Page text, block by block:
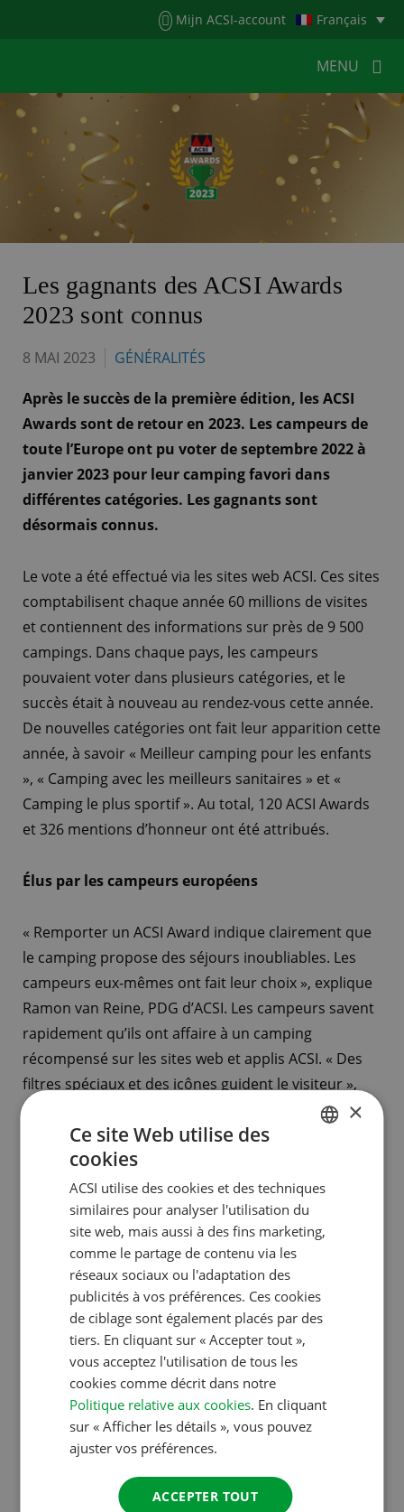
Mijn ACSI-account Français
MENU
MENU MENU
HOME
POUR LES CAMPEURS
POUR LES CAMPINGS
ACTUALITÉS
ACSI WEBSHOP SERVICE CLIENTÈLE
Les gagnants des ACSI Awards
2023 sont connus
8 MAI 2023 GÉNÉRALITÉS
Après le succès de la première édition, les ACSI
Awards sont de retour en 2023. Les campeurs de
toute l’Europe ont pu voter de septembre 2022 à
janvier 2023 pour leur camping favori dans
différentes catégories. Les gagnants sont
désormais connus.
Le vote a été effectué via les sites web ACSI. Ces sites
comptabilisent chaque année 60 millions de visites
et contiennent des informations sur près de 9 500
campings. Dans chaque pays, les campeurs
pouvaient voter dans plusieurs catégories, et le
succès était à nouveau au rendez-vous cette année.
De nouvelles catégories ont fait leur apparition cette
année, à savoir « Meilleur camping pour les enfants
», « Camping avec les meilleurs sanitaires » et «
Camping le plus sportif ». Au total, 120 ACSI Awards
et 326 mentions d’honneur ont été attribués.
Élus par les campeurs européens
« Remporter un ACSI Award indique clairement que
le camping propose des séjours inoubliables. Les
campeurs eux-mêmes ont fait leur choix », explique
Ramon van Reine, PDG d’ACSI. Les campeurs savent
rapidement qu’ils ont affaire à un camping
récompensé sur les sites web et applis ACSI. « Des
filtres spéciaux et des icônes guident le visiteur »,
poursuit-il.
Vainqueurs français
En France, c’est le Camping Le Paradis qui remporte
le prix du meilleur camping du pays. Tout comme les
autres vainqueurs, ce camping va recevoir un
élégant ACSI Award ainsi qu’un certificat. Vous
trouverez un aperçu de tous les vainqueurs français
ci-dessous :
Camping Le Paradis | Meilleur camping France
Camping Le Haras | Le meilleur restaurant de
camping France
Camping Le Moulin du Bel-Air | Camping le mieux
situé France
ENGLISH
DANISH
×
Ce site Web utilise des
cookies
ACSI utilise des cookies et des techniques
similaires pour analyser l'utilisation du
site web, mais aussi à des fins marketing,
comme le partage de contenu via les
réseaux sociaux ou l'adaptation des
publicités à vos préférences. Ces cookies
de ciblage sont également placés par des
tiers. En cliquant sur « Accepter tout »,
vous acceptez l'utilisation de tous les
cookies comme décrit dans notre
Politique relative aux cookies. En cliquant
sur « Afficher les détails », vous pouvez
ajuster vos préférences.
ACCEPTER TOUT